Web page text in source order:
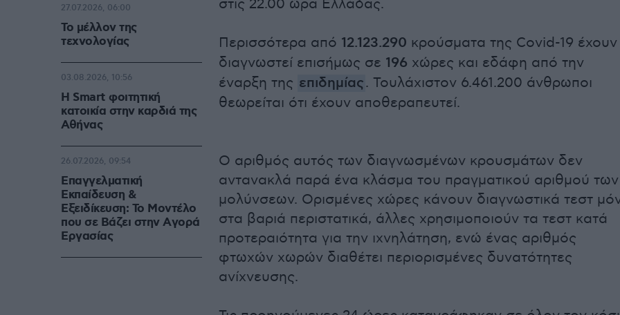
στις 22.00 ώρα Ελλάδας.
Περισσότερα από 12.123.290 κρούσματα της Covid-19 έχουν
διαγνωστεί επισήμως σε 196 χώρες και εδάφη από την
έναρξη της επιδημίας. Τουλάχιστον 6.461.200 άνθρωποι
θεωρείται ότι έχουν αποθεραπευτεί.
Ο αριθμός αυτός των διαγνωσμένων κρουσμάτων δεν
αντανακλά παρά ένα κλάσμα του πραγματικού αριθμού των
μολύνσεων. Ορισμένες χώρες κάνουν διαγνωστικά τεστ
στα βαριά περιστατικά, άλλες χρησιμοποιούν τα τεστ κατά
προτεραιότητα για την ιχνηλάτηση, ενώ ένας αριθμός
φτωχών χωρών διαθέτει περιορισμένες δυνατότητες
ανίχνευσης.
Το μέλλον της
τεχνολογίας
27.07.2026, 06:00
Η Smart φοιτητική
κατοικία στην καρδιά της
Αθήνας
03.08.2026, 10:56
Επαγγελματική
Εκπαίδευση &
Εξειδίκευση: Το Mοντέλο
που σε Bάζει στην Aγορά
Eργασίας
26.07.2026, 09:54